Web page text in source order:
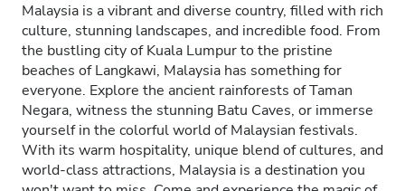
HDF диализ
Қабылдайды
АИТВ пациенттері
В гепатиті бар пациенттер
Баға
Malaysia is a vibrant and diverse country, filled with rich
culture, stunning landscapes, and incredible food. From
the bustling city of Kuala Lumpur to the pristine
beaches of Langkawi, Malaysia has something for
everyone. Explore the ancient rainforests of Taman
Negara, witness the stunning Batu Caves, or immerse
yourself in the colorful world of Malaysian festivals.
With its warm hospitality, unique blend of cultures, and
world-class attractions, Malaysia is a destination you